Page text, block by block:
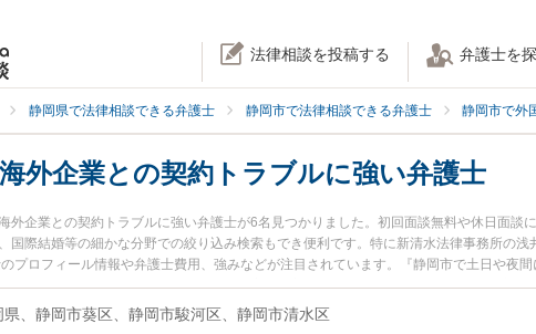
法律相談を投稿する 弁護士を
静岡県で法律相談できる弁護士 静岡市で法律相談できる弁護士 静岡市で外
外企業との契約トラブルに強い弁護士
外企業との契約トラブルに強い弁護士が6名見つかりました。初回面談無料や休日面
国際結婚等の細かな分野での絞り込み検索もでき便利です。特に新清水法律事務所の
プロフィール情報や弁護士費用、強みなどが注目されています。『静岡市で土日や夜
企業との契約トラブルのトラブル解決の実績豊富な近くの弁護士を検索したい』『初
』などでお困りの相談者さんにおすすめです。
県、静岡市葵区、静岡市駿河区、静岡市清水区